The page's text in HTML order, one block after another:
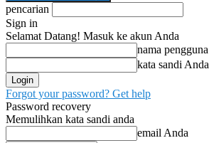
pencarian
Sign in
Selamat Datang! Masuk ke akun Anda
nama pengguna
kata sandi Anda
Forgot your password? Get help
Password recovery
Memulihkan kata sandi anda
email Anda